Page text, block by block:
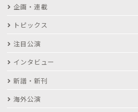
企画・連載
トピックス
注目公演
インタビュー
新譜・新刊
海外公演